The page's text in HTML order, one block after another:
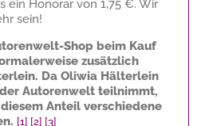
ein Honorar von 1,75 €. Wir
sein!
Shop beim Kauf
zusätzlich
Da Oliwia Hälterlein
Autorenwelt teilnimmt,
Anteil verschiedene
[1] [2] [3]